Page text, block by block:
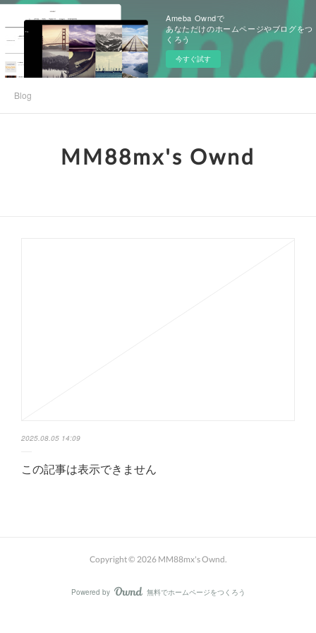
Ameba Owndで
あなただけのホームページやブログをつ
くろう
今すぐ試す
Blog
MM88mx's Ownd
2025.08.05 14:09
この記事は表示できません
Copyright © 2026 MM88mx's Ownd.
Powered by AmebaOwnd
無料でホームページをつくろう